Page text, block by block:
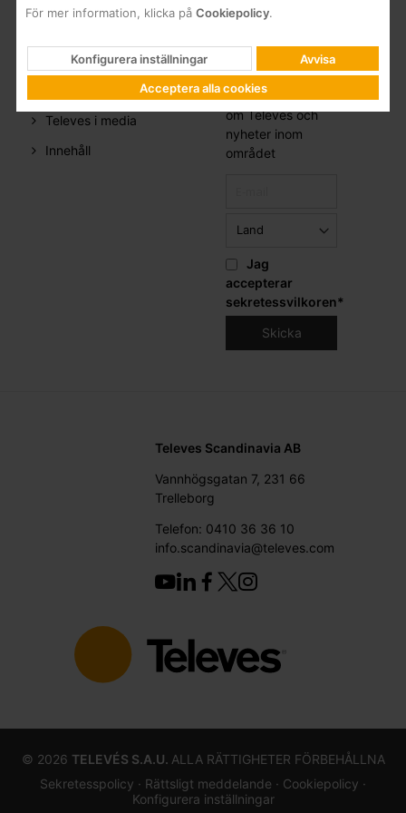
Televes i media
Innehåll
NYHETSBREV
Få all information
om Televes och
nyheter inom
området
Jag
accepterar
sekretessvilkoren*
Televes Scandinavia AB
Vannhögsgatan 7, 231 66
Trelleborg
Telefon: 0410 36 36 10
info.scandinavia@televes.com
© 2026 TELEVÉS S.A.U. ALLA RÄTTIGHETER FÖRBEHÅLLNA
Sekretesspolicy · Rättsligt meddelande · Cookiepolicy ·
Konfigurera inställningar
För mer information, klicka på Cookiepolicy.
Konfigurera inställningar
Avvisa
Acceptera alla cookies